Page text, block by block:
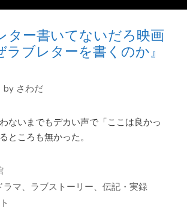
ター書いてないだろ映画
ラブレターを書くのか』
by さわだ
ないまでもデカい声で「ここは良かっ
ところも無かった。
ラマ、 ラブストーリー、 伝記・実録